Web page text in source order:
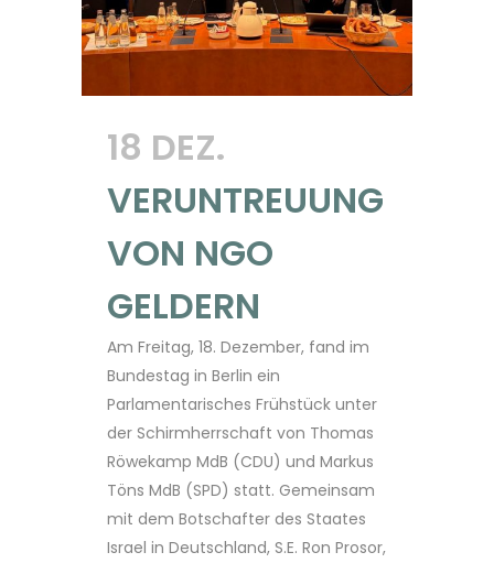
18 DEZ.
VERUNTREUUNG
VON NGO
GELDERN
Am Freitag, 18. Dezember, fand im
Bundestag in Berlin ein
Parlamentarisches Frühstück unter
der Schirmherrschaft von Thomas
Röwekamp MdB (CDU) und Markus
Töns MdB (SPD) statt. Gemeinsam
mit dem Botschafter des Staates
Israel in Deutschland, S.E. Ron Prosor,